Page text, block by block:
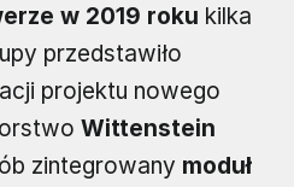
w 2019 roku kilka
przedstawiło
projektu nowego
Wittenstein
zintegrowany moduł